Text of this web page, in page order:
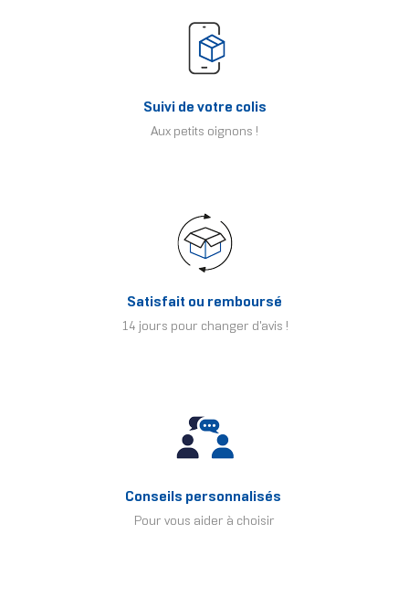
Suivi de votre colis
Aux petits oignons !
Satisfait ou remboursé
14 jours pour changer d'avis !
Conseils personnalisés
Pour vous aider à choisir